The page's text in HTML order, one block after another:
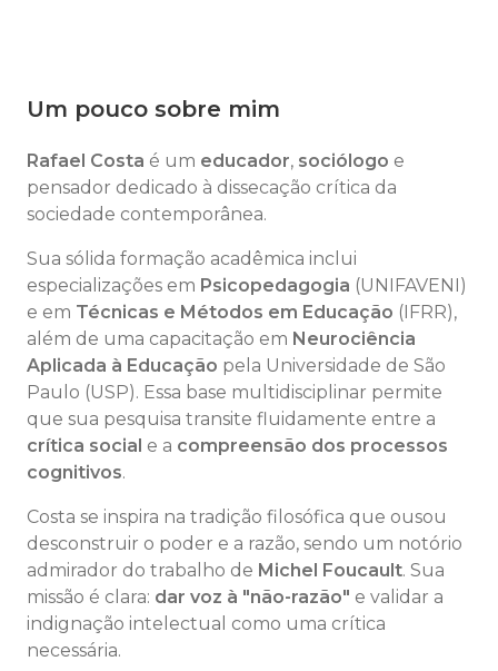
Um pouco sobre mim
Rafael Costa é um educador, sociólogo e
pensador dedicado à dissecação crítica da
sociedade contemporânea.
Sua sólida formação acadêmica inclui
especializações em Psicopedagogia (UNIFAVENI)
e em Técnicas e Métodos em Educação (IFRR),
além de uma capacitação em Neurociência
Aplicada à Educação pela Universidade de São
Paulo (USP). Essa base multidisciplinar permite
que sua pesquisa transite fluidamente entre a
crítica social e a compreensão dos processos
cognitivos.
Costa se inspira na tradição filosófica que ousou
desconstruir o poder e a razão, sendo um notório
admirador do trabalho de Michel Foucault. Sua
missão é clara: dar voz à "não-razão" e validar a
indignação intelectual como uma crítica
necessária.